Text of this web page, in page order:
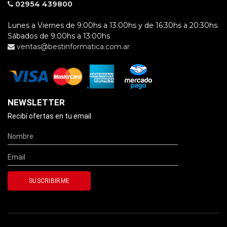
02954 439800
Lunes a Viernes de 9:00hs a 13:00hs y de 16:30hs a 20:30hs.
Sábados de 9:00hs a 13:00hs
ventas@bestinformatica.com.ar
NEWSLETTER
Recibí ofertas en tu email